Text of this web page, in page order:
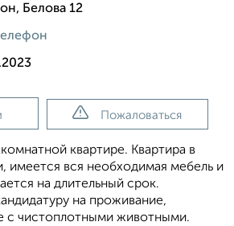
Белова 12
Пожаловаться
квартире. Квартира в
имеется вся необходимая мебель и
на длительный срок.
на проживание,
с чистоплотными животными.